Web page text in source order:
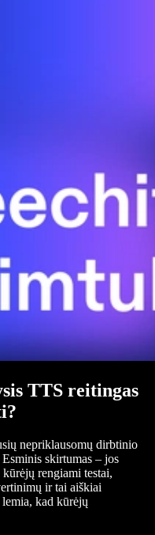
TTS reitingas
nepriklausomų dirbtinio
skirtumas – jos
rengiami testai,
ir tai aiškiai
kad kūrėjų